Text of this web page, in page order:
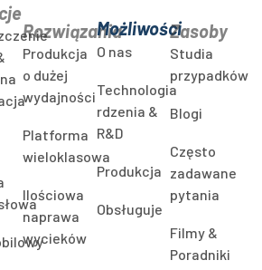
Rozwiązania
Produkcja
o dużej
wydajności
Platforma
wieloklasowa
Ilościowa
naprawa
wycieków
Możliwości
O nas
Technologia
rdzenia &
R&D
Produkcja
Obsługuje
Zasoby
Studia
przypadków
Blogi
Często
zadawane
pytania
Filmy &
Poradniki